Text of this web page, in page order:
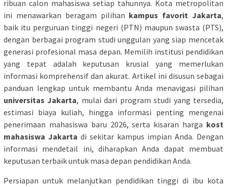
ribuan calon mahasiswa setiap tahunnya. Kota metropolitan
ini menawarkan beragam pilihan kampus favorit Jakarta,
baik itu perguruan tinggi negeri (PTN) maupun swasta (PTS),
dengan berbagai program studi unggulan yang siap mencetak
generasi profesional masa depan. Memilih institusi pendidikan
yang tepat adalah keputusan krusial yang memerlukan
informasi komprehensif dan akurat. Artikel ini disusun sebagai
panduan lengkap untuk membantu Anda menavigasi pilihan
universitas Jakarta, mulai dari program studi yang tersedia,
estimasi biaya kuliah, hingga informasi penting mengenai
penerimaan mahasiswa baru 2026, serta kisaran harga kost
mahasiswa Jakarta di sekitar kampus impian Anda. Dengan
informasi mendetail ini, diharapkan Anda dapat membuat
keputusan terbaik untuk masa depan pendidikan Anda.
Persiapan untuk melanjutkan pendidikan tinggi di ibu kota